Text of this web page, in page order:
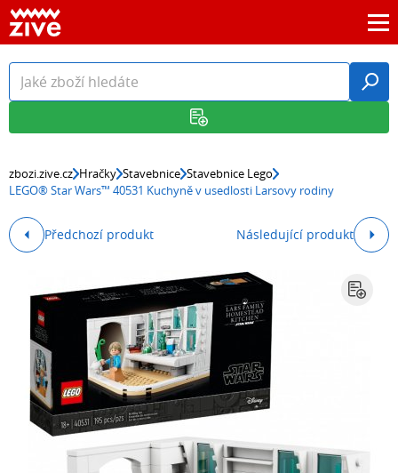
zbozi.zive.cz Hračky Stavebnice Stavebnice Lego
LEGO® Star Wars™ 40531 Kuchyně v usedlosti Larsovy rodiny
Předchozí produkt Následující produkt